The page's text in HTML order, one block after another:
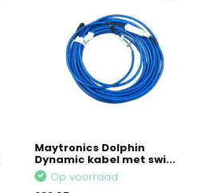
Maytronics Dolphin
Dynamic kabel met swi...
Op voorraad